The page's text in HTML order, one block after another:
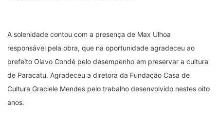
A solenidade contou com a presença de Max Ulhoa
responsável pela obra, que na oportunidade agradeceu ao
prefeito Olavo Condé pelo desempenho em preservar a cultura
de Paracatu. Agradeceu a diretora da Fundação Casa de
Cultura Graciele Mendes pelo trabalho desenvolvido nestes oito
anos.